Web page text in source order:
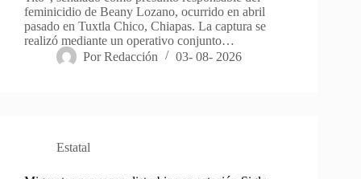
feminicidio de Beany Lozano, ocurrido en abril
pasado en Tuxtla Chico, Chiapas. La captura se
realizó mediante un operativo conjunto…
Por Redacción 03- 08- 2026
Estatal